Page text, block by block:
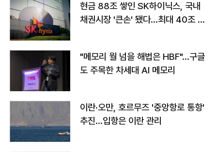
현금 88조 쌓인 SK하이닉스, 국내
채권시장 '큰손' 됐다…최대 40조 투
"메모리 월 넘을 해법은 HBF"…구글
도 주목한 차세대 AI 메모리
이란·오만, 호르무즈 '중앙항로 통항'
추진…입항은 이란 관리